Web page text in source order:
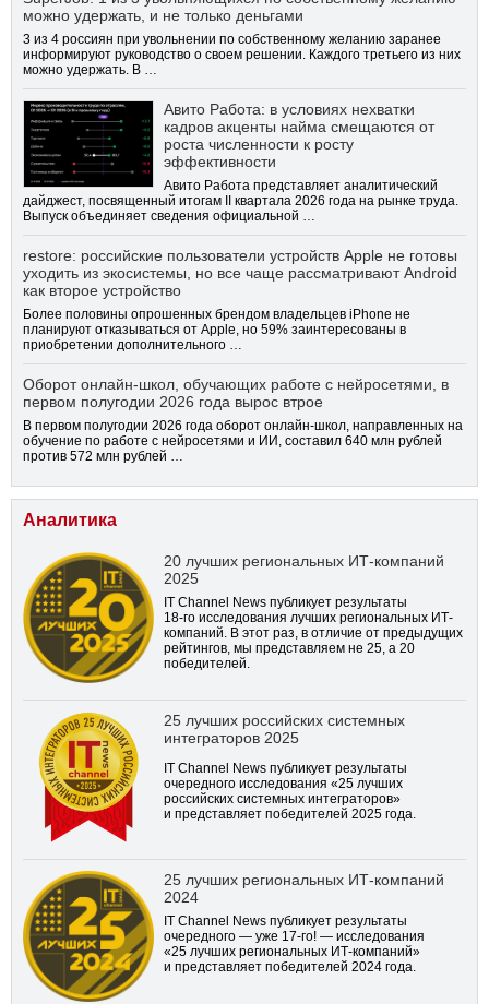
можно удержать, и не только деньгами
3 из 4 россиян при увольнении по собственному желанию заранее
информируют руководство о своем решении. Каждого третьего из них
можно удержать. В …
Авито Работа: в условиях нехватки
кадров акценты найма смещаются от
роста численности к росту
эффективности
Авито Работа представляет аналитический
дайджест, посвященный итогам II квартала 2026 года на рынке труда.
Выпуск объединяет сведения официальной …
restore: российские пользователи устройств Apple не готовы
уходить из экосистемы, но все чаще рассматривают Android
как второе устройство
Более половины опрошенных брендом владельцев iPhone не
планируют отказываться от Apple, но 59% заинтересованы в
приобретении дополнительного …
Оборот онлайн-школ, обучающих работе с нейросетями, в
первом полугодии 2026 года вырос втрое
В первом полугодии 2026 года оборот онлайн-школ, направленных на
обучение по работе с нейросетями и ИИ, составил 640 млн рублей
против 572 млн рублей …
Аналитика
20 лучших региональных ИТ-компаний
2025
IT Channel News публикует результаты
18-го исследования лучших региональных ИТ-
компаний. В этот раз, в отличие от предыдущих
рейтингов, мы представляем не 25, а 20
победителей.
25 лучших российских системных
интеграторов 2025
IT Channel News публикует результаты
очередного исследования «25 лучших
российских системных интеграторов»
и представляет победителей 2025 года.
25 лучших региональных ИТ-компаний
2024
IT Channel News публикует результаты
очередного — уже 17-го! — исследования
«25 лучших региональных ИТ-компаний»
и представляет победителей 2024 года.